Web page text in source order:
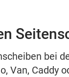
bei
Van, Caddy